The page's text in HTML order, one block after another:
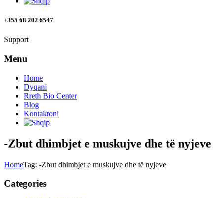
+355 68 202 6547
Support
Menu
Home
Dyqani
Rreth Bio Center
Blog
Kontaktoni
-Zbut dhimbjet e muskujve dhe të nyjeve
HomeTag: -Zbut dhimbjet e muskujve dhe të nyjeve
Categories